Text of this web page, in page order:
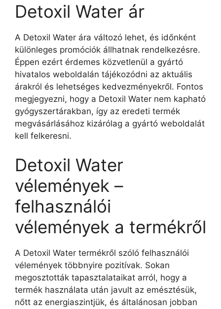
Detoxil Water ár
A Detoxil Water ára változó lehet, és időnként
különleges promóciók állhatnak rendelkezésre.
Éppen ezért érdemes közvetlenül a gyártó
hivatalos weboldalán tájékozódni az aktuális
árakról és lehetséges kedvezményekről. Fontos
megjegyezni, hogy a Detoxil Water nem kapható
gyógyszertárakban, így az eredeti termék
megvásárlásához kizárólag a gyártó weboldalát
kell felkeresni.
Detoxil Water
vélemények –
felhasználói
vélemények a termékről
A Detoxil Water termékről szóló felhasználói
vélemények többnyire pozitívak. Sokan
megosztották tapasztalataikat arról, hogy a
termék használata után javult az emésztésük,
nőtt az energiaszintjük, és általánosan jobban